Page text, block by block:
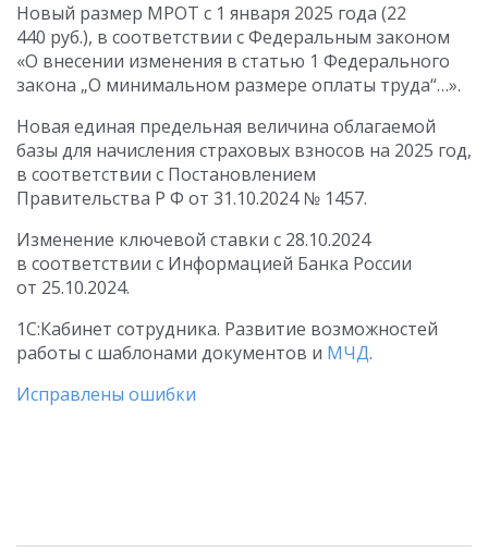
Новый размер МРОТ с 1 января 2025 года (22
440 руб.), в соответствии с Федеральным законом
«О внесении изменения в статью 1 Федерального
закона „О минимальном размере оплаты труда“…».
Новая единая предельная величина облагаемой
базы для начисления страховых взносов на 2025 год,
в соответствии с Постановлением
Правительства Р Ф от 31.10.2024№ 1457.
Изменение ключевой ставки с 28.10.2024
в соответствии с Информацией Банка России
от 25.10.2024.
1С:Кабинет сотрудника. Развитие возможностей
работы с шаблонами документов и МЧД.
Исправлены ошибки